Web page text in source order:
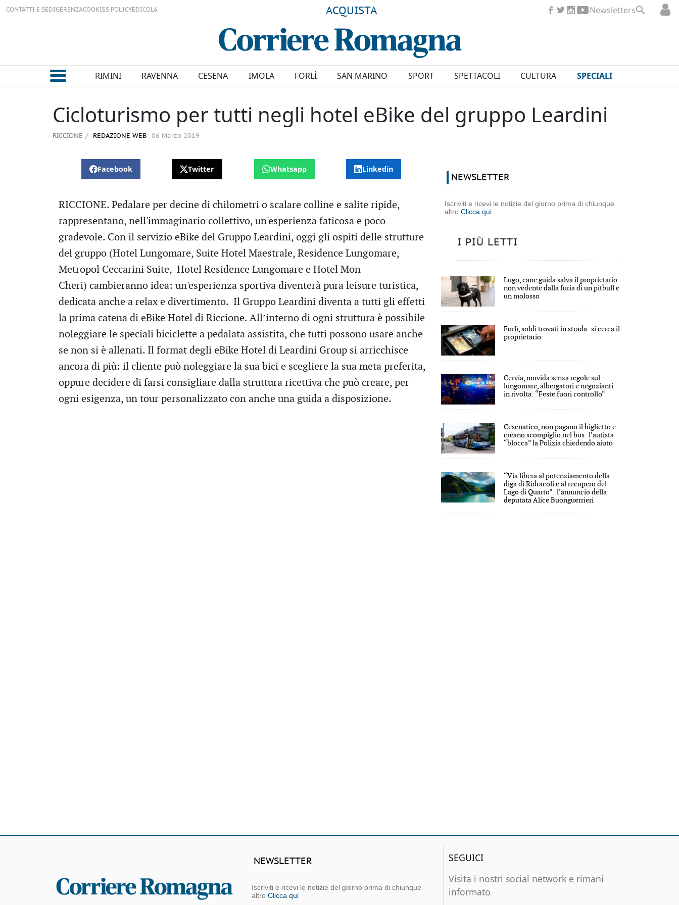
CONTATTI E SEDIGERENZACOOKIES POLICYEDICOLA ACQUISTA Newsletters
RIMINI RAVENNA CESENA IMOLA FORLÌ SAN MARINO SPORT SPETTACOLI CULTURA SPECIALI
Cicloturismo per tutti negli hotel eBike del gruppo Leardini
RICCIONE REDAZIONE WEB 06 Marzo 2019
Facebook Twitter Whatsapp Linkedin
RICCIONE. Pedalare per decine di chilometri o scalare colline e salite ripide,
rappresentano, nell'immaginario collettivo, un'esperienza faticosa e poco
gradevole. Con il servizio eBike del Gruppo Leardini, oggi gli ospiti delle strutture
del gruppo (Hotel Lungomare, Suite Hotel Maestrale, Residence Lungomare,
Metropol Ceccarini Suite, Hotel Residence Lungomare e Hotel Mon
Cheri) cambieranno idea: un'esperienza sportiva diventerà pura leisure turistica,
dedicata anche a relax e divertimento. Il Gruppo Leardini diventa a tutti gli effetti
la prima catena di eBike Hotel di Riccione. All’interno di ogni struttura è possibile
noleggiare le speciali biciclette a pedalata assistita, che tutti possono usare anche
se non si è allenati. Il format degli eBike Hotel di Leardini Group si arricchisce
ancora di più: il cliente può noleggiare la sua bici e scegliere la sua meta preferita,
oppure decidere di farsi consigliare dalla struttura ricettiva che può creare, per
ogni esigenza, un tour personalizzato con anche una guida a disposizione.
NEWSLETTER
Iscriviti e ricevi le notizie del giorno prima di chiunque
altroClicca qui
I PIÙ LETTI
Lugo, cane guida salva il proprietario
non vedente dalla furia di un pitbull e
un molosso
Forlì, soldi trovati in strada: si cerca il
proprietario
Cervia, movida senza regole sul
lungomare, albergatori e negozianti
in rivolta: “Feste fuori controllo”
Cesenatico, non pagano il biglietto e
creano scompiglio nel bus: l’autista
“blocca” la Polizia chiedendo aiuto
“Via libera al potenziamento della
diga di Ridracoli e al recupero del
Lago di Quarto”: l’annuncio della
deputata Alice Buonguerrieri
NEWSLETTER
Iscriviti e ricevi le notizie del giorno prima di chiunque
altro Clicca qui
SEGUICI
Visita i nostri social network e rimani
informato